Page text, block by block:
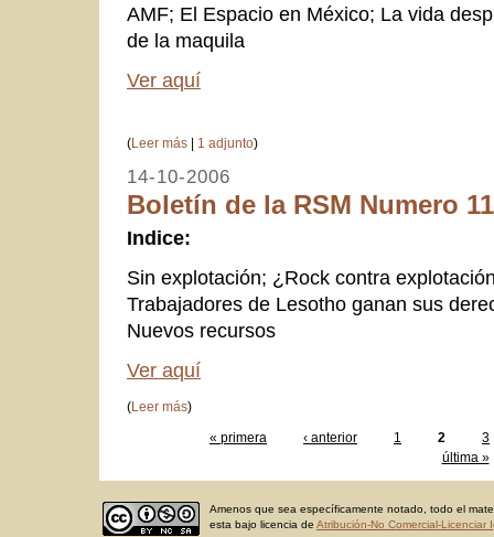
AMF; El Espacio en México; La vida
de la maquila
Ver aquí
(Leer más | 1 adjunto)
14-10-2006
Boletín de la RSM Numero
Indice:
Sin explotación; ¿Rock contra
Trabajadores de Lesotho ganan sus
Nuevos recursos
Ver aquí
(Leer más)
« primera
‹ anterior 1 2
3
última »
Amenos que sea específicamente notado, todo el
esta bajo licencia deAtribución-No Comercial-Licenciar